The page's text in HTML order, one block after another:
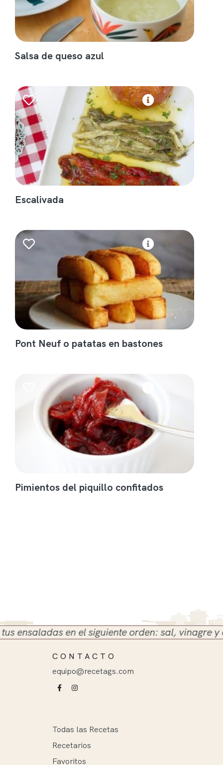
Salsa de queso azul
Escalivada
Pont Neuf o patatas en bastones
Pimientos del piquillo confitados
en el siguiente orden: sal, vinagre y
CONTACTO
equipo@recetags.com
Todas las Recetas
Recetarios
Favoritos